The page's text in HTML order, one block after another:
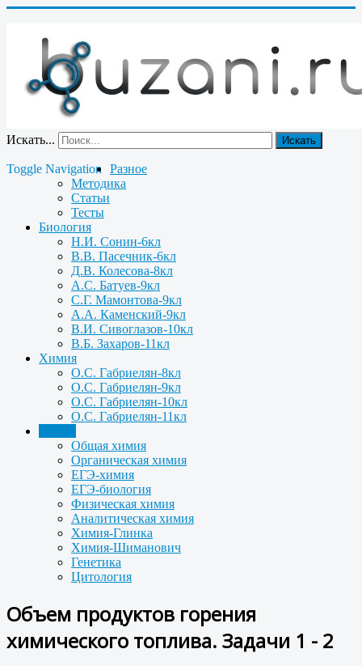
Искать... Искать
Toggle Navigation
Разное
Методика
Статьи
Тесты
Биология
Н.И. Сонин-6кл
В.В. Пасечник-6кл
Д.В. Колесова-8кл
А.С. Батуев-9кл
С.Г. Мамонтова-9кл
А.А. Каменский-9кл
В.И. Сивоглазов-10кл
В.Б. Захаров-11кл
Химия
О.С. Габриелян-8кл
О.С. Габриелян-9кл
О.С. Габриелян-10кл
О.С. Габриелян-11кл
Общая химия
Органическая химия
ЕГЭ-химия
ЕГЭ-биология
Физическая химия
Аналитическая химия
Химия-Глинка
Химия-Шиманович
Генетика
Цитология
Объем продуктов горения
химического топлива. Задачи 1 - 2